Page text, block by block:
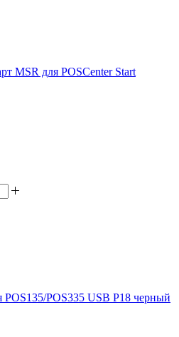
MSR для POSCenter Start
POS335 USB P18 черный